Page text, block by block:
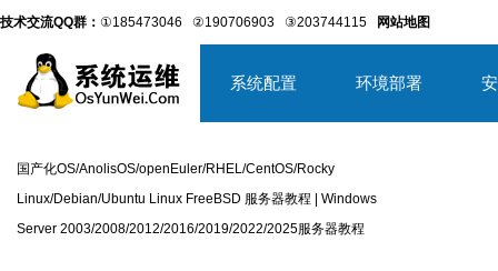
技术交流QQ群： ①185473046 ②190706903 ③203744115 网站地图
系统配置 环境部署
国产化OS/AnolisOS/openEuler/RHEL/CentOS/Rocky
Linux/Debian/Ubuntu Linux FreeBSD 服务器教程 | Windows
Server 2003/2008/2012/2016/2019/2022/2025服务器教程